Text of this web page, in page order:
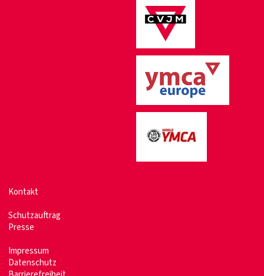
Kontakt
Schutzauftrag
Presse
Impressum
Datenschutz